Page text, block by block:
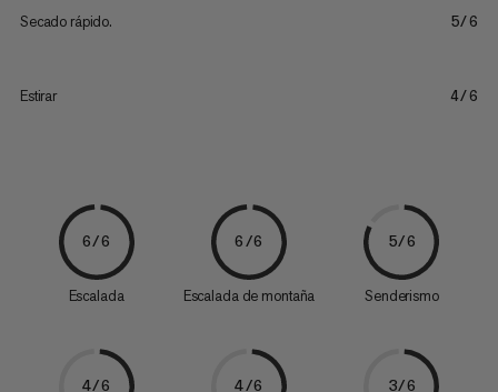
Secado rápido. 5/6
Estirar 4/6
6/6
Escalada
6/6
Escalada de montaña
5/6
Senderismo
4/6 4/6 3/6